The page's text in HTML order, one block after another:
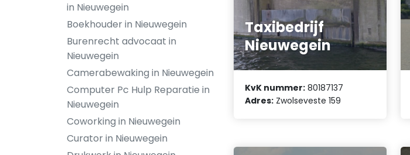
in Nieuwegein
Boekhouder in Nieuwegein
Burenrecht advocaat in
Nieuwegein
Camerabewaking in Nieuwegein
Computer Pc Hulp Reparatie in
Nieuwegein
Coworking in Nieuwegein
Curator in Nieuwegein
Taxibedrijf
Nieuwegein
KvK nummer: 80187137
Adres: Zwolseveste 159